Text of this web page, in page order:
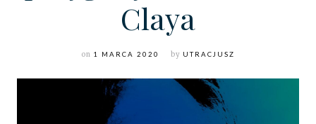
Claya
on 1 MARCA 2020 by UTRACJUSZ